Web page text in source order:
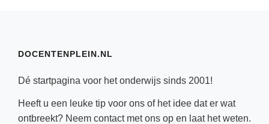
DOCENTENPLEIN.NL
Dé startpagina voor het onderwijs sinds 2001!
Heeft u een leuke tip voor ons of het idee dat er wat
ontbreekt? Neem contactmet ons op en laat het weten.